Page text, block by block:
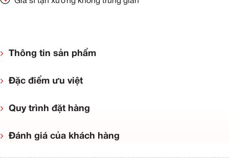
Thông tin sản phẩm
Đặc điểm ưu việt
Quy trình đặt hàng
Đánh giá của khách hàng